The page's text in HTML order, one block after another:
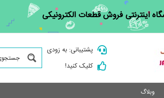
اینترنتی فروش قطعات الکترونیکی
پشتیبانی: به زودی
کلیک کنید!
وبلاگ